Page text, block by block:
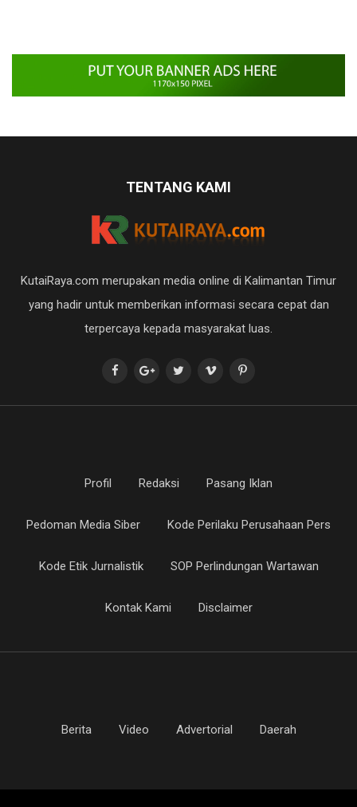
TENTANG KAMI
KutaiRaya.com merupakan media online di Kalimantan Timur
yang hadir untuk memberikan informasi secara cepat dan
terpercaya kepada masyarakat luas.
Profil Redaksi Pasang Iklan
Pedoman Media Siber Kode Perilaku Perusahaan Pers
Kode Etik Jurnalistik SOP Perlindungan Wartawan
Kontak Kami Disclaimer
Berita Video Advertorial Daerah